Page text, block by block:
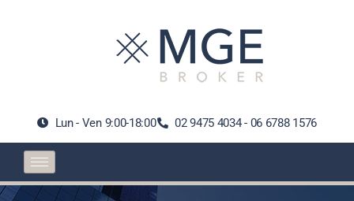
Lun - Ven 9:00-18:00 02 9475 4034 - 06 6788 1576